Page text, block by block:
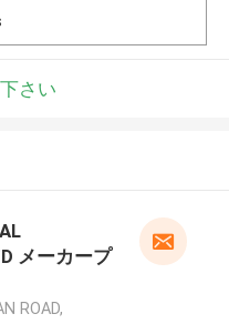
さい
メーカープ
ROAD,